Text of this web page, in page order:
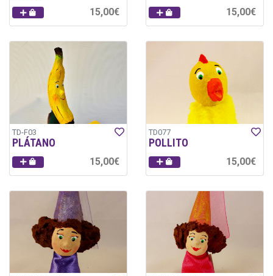
15,00€ 15,00€
TD-F03
PLÁTANO
15,00€
TD077
POLLITO
15,00€